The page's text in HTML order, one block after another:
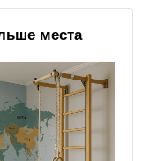
места